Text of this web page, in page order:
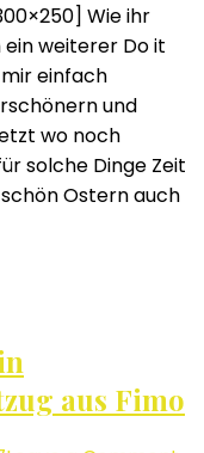
Wie ihr
weiterer Do it
einfach
und
wo noch
solche Dinge Zeit
Ostern auch
aus Fimo